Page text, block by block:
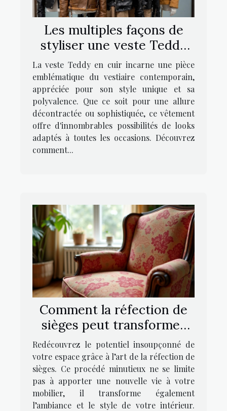
Les multiples façons de
styliser une veste Teddy
en cuir
La veste Teddy en cuir incarne une pièce
emblématique du vestiaire contemporain,
appréciée pour son style unique et sa
polyvalence. Que ce soit pour une allure
décontractée ou sophistiquée, ce vêtement
offre d'innombrables possibilités de looks
adaptés à toutes les occasions. Découvrez
comment...
Comment la réfection de
sièges peut transformer
votre intérieur ?
Redécouvrez le potentiel insoupçonné de
votre espace grâce à l’art de la réfection de
sièges. Ce procédé minutieux ne se limite
pas à apporter une nouvelle vie à votre
mobilier, il transforme également
l’ambiance et le style de votre intérieur.